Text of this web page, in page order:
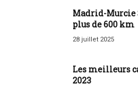
Madrid-Murcie
plus de 600 km
28 juillet 2025
Les meilleurs
2023